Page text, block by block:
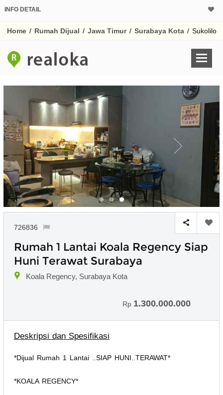
INFO DETAIL
Home / Rumah Dijual / Jawa Timur / Surabaya Kota / Sukolilo
726836
Rumah 1 Lantai Koala Regency Siap
Huni Terawat Surabaya
Koala Regency, Surabaya Kota
Rp 1.300.000.000
Deskripsi dan Spesifikasi
*Dijual Rumah 1 Lantai ..SIAP HUNI..TERAWAT*
*KOALA REGENCY*
Harga Rp
Untuk hasil simulasi
pada kotak-
Simpan